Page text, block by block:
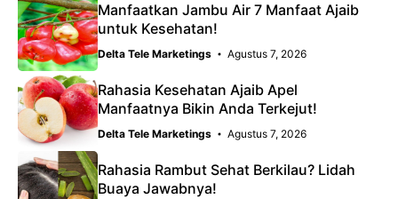
Manfaatkan Jambu Air 7 Manfaat Ajaib
untuk Kesehatan!
Delta Tele Marketings Agustus 7, 2026
Rahasia Kesehatan Ajaib Apel
Manfaatnya Bikin Anda Terkejut!
Delta Tele Marketings Agustus 7, 2026
Rahasia Rambut Sehat Berkilau? Lidah
Buaya Jawabnya!